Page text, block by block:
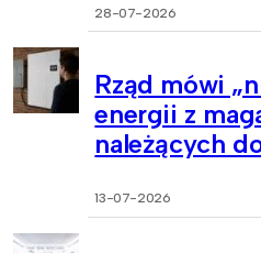
28-07-2026
Rząd mówi
energii z
należących
13-07-2026